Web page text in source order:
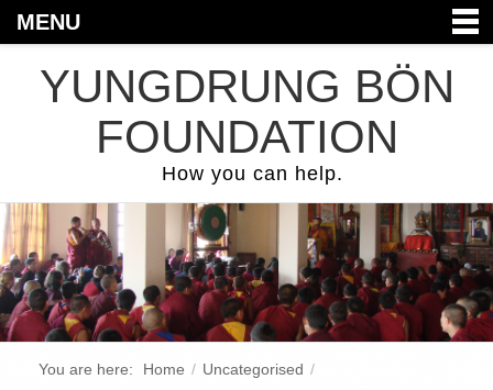
MENU
YUNGDRUNG BÖN
FOUNDATION
How you can help.
You are here: Home / Uncategorised /